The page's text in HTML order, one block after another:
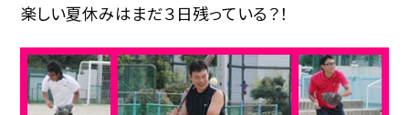
楽しい夏休みはまだ３日残っている？！